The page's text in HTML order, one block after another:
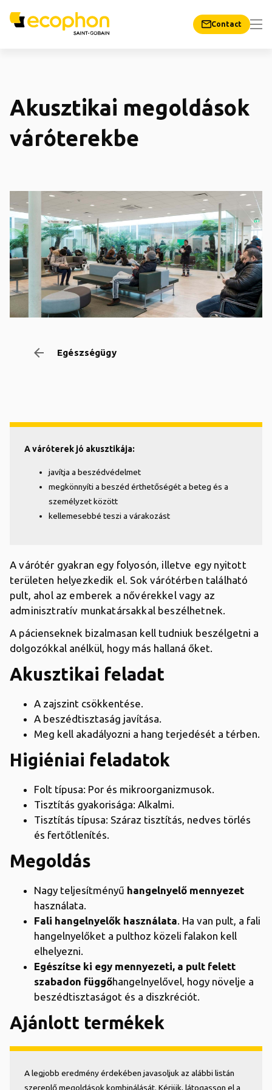
Contact
Akusztikai megoldások
váróterekbe
Egészségügy
arrow_backward
A váróterek jó akusztikája:
javítja a beszédvédelmet
megkönnyíti a beszéd érthetőségét a beteg és a
személyzet között
kellemesebbé teszi a várakozást
A várótér gyakran egy folyosón, illetve egy nyitott
területen helyezkedik el. Sok várótérben található
pult, ahol az emberek a nővérekkel vagy az
adminisztratív munkatársakkal beszélhetnek.
A pácienseknek bizalmasan kell tudniuk beszélgetni a
dolgozókkal anélkül, hogy más hallaná őket.
Akusztikai feladat
A zajszint csökkentése.
A beszédtisztaság javítása.
Meg kell akadályozni a hang terjedését a térben.
Higiéniai feladatok
Folt típusa: Por és mikroorganizmusok.
Tisztítás gyakorisága: Alkalmi.
Tisztítás típusa: Száraz tisztítás, nedves törlés
és fertőtlenítés.
Megoldás
Nagy teljesítményű hangelnyelő mennyezet
használata.
Fali hangelnyelők használata . Ha van pult, a fali
hangelnyelőket a pulthoz közeli falakon kell
elhelyezni.
Egészítse ki egy mennyezeti, a pult felett
szabadon függőhangelnyelővel, hogy növelje a
beszédtisztaságot és a diszkréciót.
Ajánlott termékek
A legjobb eredmény érdekében javasoljuk az alábbi listán
szereplő megoldások kombinálását. Kérjük, látogasson el a